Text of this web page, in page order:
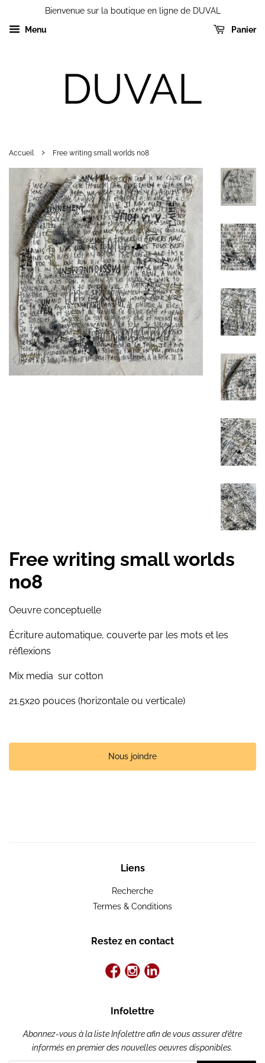
Bienvenue sur la boutique en ligne de DUVAL
Menu Panier
Accueil › Free writing small worlds no8
Free writing small worlds
no8
Oeuvre conceptuelle
Écriture automatique, couverte par les mots et les
réflexions
Mix media sur cotton
21.5x20 pouces (horizontale ou verticale)
Nous joindre
Liens
Recherche
Termes & Conditions
Restez en contact
Infolettre
Abonnez-vous à la liste Infolettre afin de vous assurer d’être
informés en premier des nouvelles oeuvres disponibles.